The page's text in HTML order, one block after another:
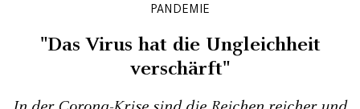
PANDEMIE
"Das Virus hat die Ungleichheit
verschärft"